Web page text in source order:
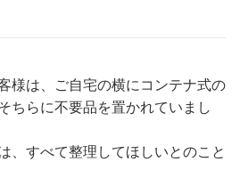
様は、ご自宅の横にコンテナ式の
ちらに不要品を置かれていまし
、すべて整理してほしいとのこと